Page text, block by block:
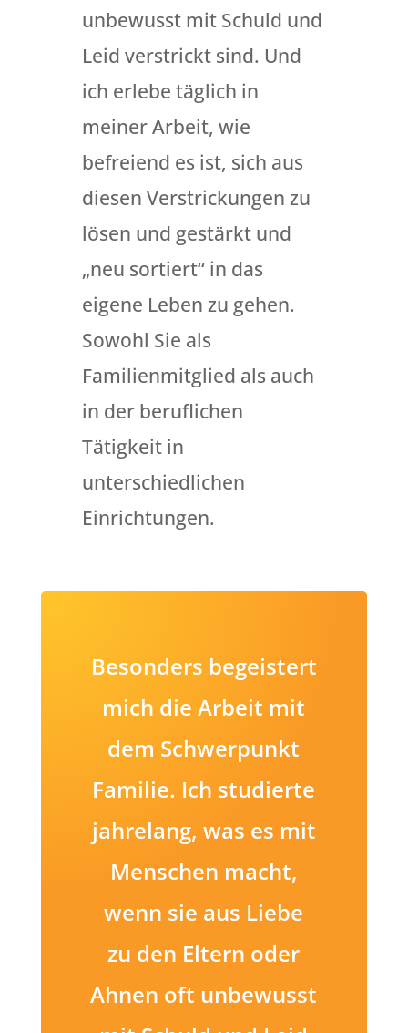
unbewusst mit Schuld und
Leid verstrickt sind. Und
ich erlebe täglich in
meiner Arbeit, wie
befreiend es ist, sich aus
diesen Verstrickungen zu
lösen und gestärkt und
„neu sortiert“ in das
eigene Leben zu gehen.
Sowohl Sie als
Familienmitglied als auch
in der beruflichen
Tätigkeit in
unterschiedlichen
Einrichtungen.
Besonders begeistert
mich die Arbeit mit
dem Schwerpunkt
Familie. Ich studierte
jahrelang, was es mit
Menschen macht,
wenn sie aus Liebe
zu den Eltern oder
Ahnen oft unbewusst